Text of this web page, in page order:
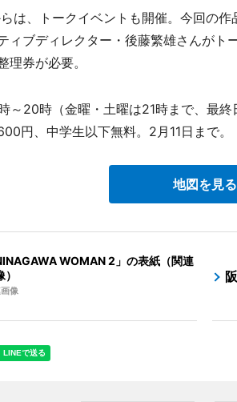
は、トークイベントも開催。今回の作
ィブディレクター・後藤繁雄さんがト
理券が必要。
～20時（金曜・土曜は21時まで、最
円、中学生以下無料。2月11日まで。
地図を見る
WOMAN 2」の表紙（関連
像